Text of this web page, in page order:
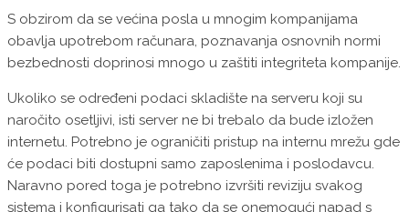
S obzirom da se većina posla u mnogim kompanijama
obavlja upotrebom računara, poznavanja osnovnih normi
bezbednosti doprinosi mnogo u zaštiti integriteta kompanije.
Ukoliko se određeni podaci skladište na serveru koji su
naročito osetljivi, isti server ne bi trebalo da bude izložen
internetu. Potrebno je ograničiti pristup na internu mrežu gde
će podaci biti dostupni samo zaposlenima i poslodavcu.
Naravno pored toga je potrebno izvršiti reviziju svakog
sistema i konfigurisati ga tako da se onemogući napad s